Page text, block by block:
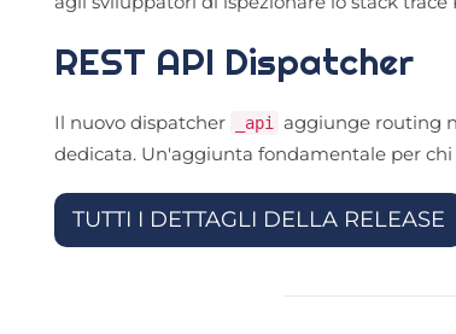
REST API Dispatcher
Il nuovo dispatcher _api
aggiunge routing
dedicata. Un'aggiunta fondamentale per
TUTTI I DETTAGLI DELLA RELEASE